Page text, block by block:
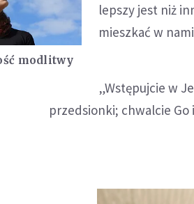
modlitwy
lepszy jest niż
mieszkać w
„Wstępujcie w
przedsionki; chwalcie Go